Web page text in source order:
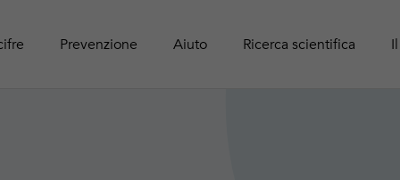
Attività online
Prevenzione
Aiuto Ricerca scientifica